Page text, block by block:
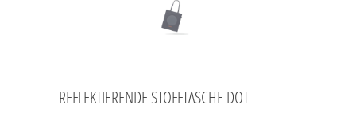
REFLEKTIERENDE STOFFTASCHE DOT